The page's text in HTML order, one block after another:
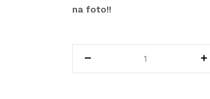
na foto!!